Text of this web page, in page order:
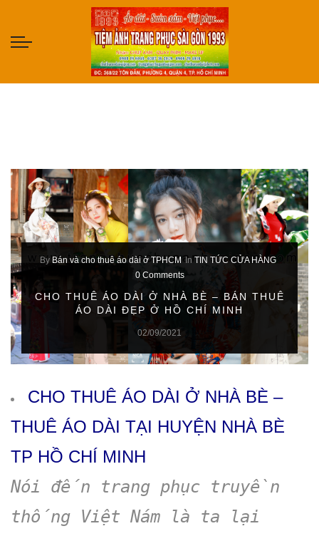
By Bán và cho thuê áo dài ở TPHCM In TIN TỨC CỬA HÀNG
0 Comments
CHO THUÊ ÁO DÀI Ở NHÀ BÈ – BÁN THUÊ
ÁO DÀI ĐẸP Ở HỒ CHÍ MINH
02/09/2021
CHO THUÊ ÁO DÀI Ở NHÀ BÈ –
THUÊ ÁO DÀI TẠI HUYỆN NHÀ BÈ
TP HỒ CHÍ MINH
Nói đến trang phục truyền
thống Việt Nám là ta lại